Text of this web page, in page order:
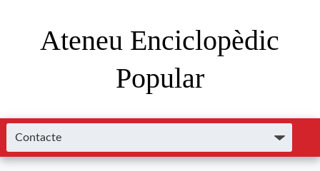
Ateneu Enciclopèdic
Popular